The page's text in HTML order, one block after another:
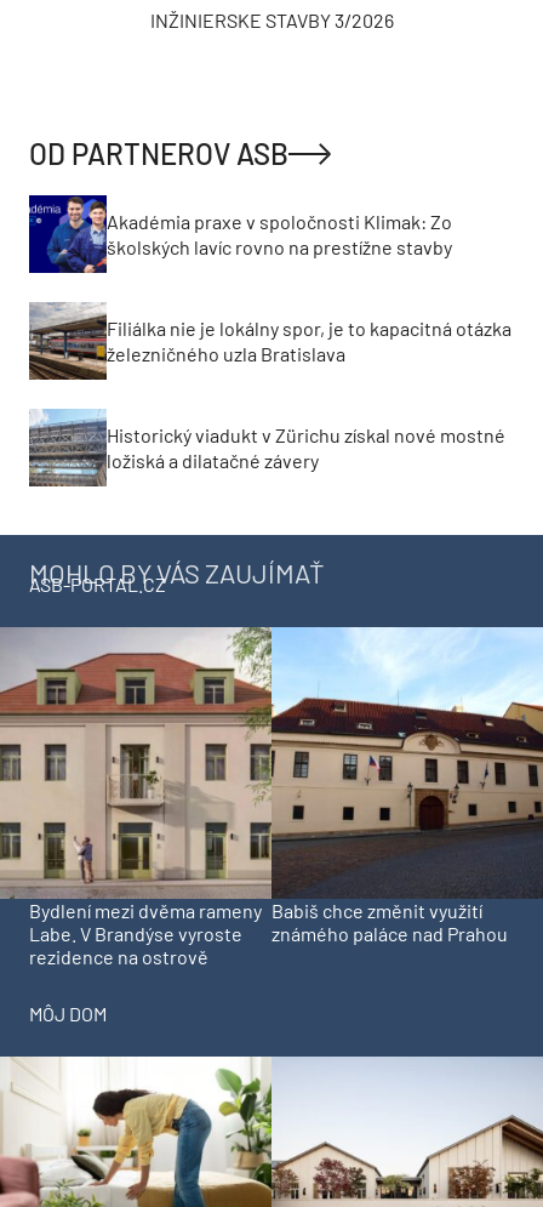
INŽINIERSKE STAVBY 3/2026
OD PARTNEROV ASB
Akadémia praxe v spoločnosti Klimak: Zo
školských lavíc rovno na prestížne stavby
Filiálka nie je lokálny spor, je to kapacitná otázka
železničného uzla Bratislava
Historický viadukt v Zürichu získal nové mostné
ložiská a dilatačné závery
MOHLO BY VÁS ZAUJÍMAŤ
ASB-PORTAL.CZ
Bydlení mezi dvěma rameny
Labe. V Brandýse vyroste
rezidence na ostrově
Babiš chce změnit využití
známého paláce nad Prahou
MÔJ DOM